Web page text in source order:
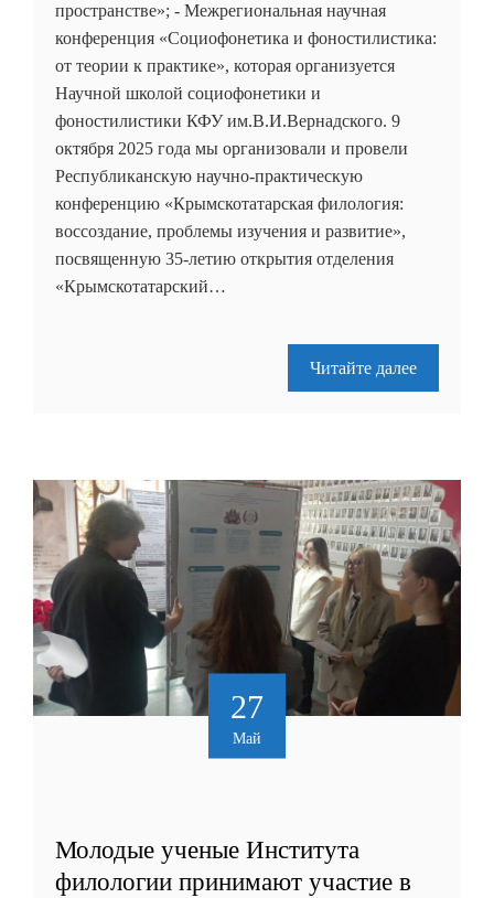
пространстве»; - Межрегиональная научная
конференция «Социофонетика и фоностилистика:
от теории к практике», которая организуется
Научной школой социофонетики и
фоностилистики КФУ им.В.И.Вернадского. 9
октября 2025 года мы организовали и провели
Республиканскую научно-практическую
конференцию «Крымскотатарская филология:
воссоздание, проблемы изучения и развитие»,
посвященную 35-летию открытия отделения
«Крымскотатарский…
Читайте далее
27
Май
Молодые ученые Института
филологии принимают участие в